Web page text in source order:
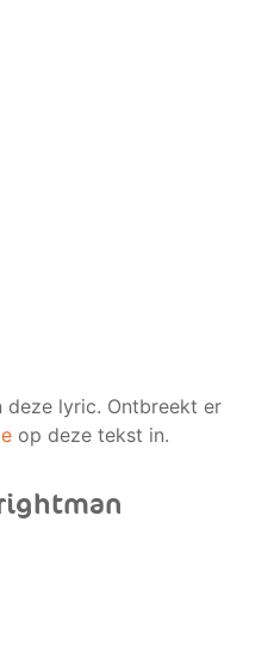
deze lyric. Ontbreekt er
op deze tekst in.